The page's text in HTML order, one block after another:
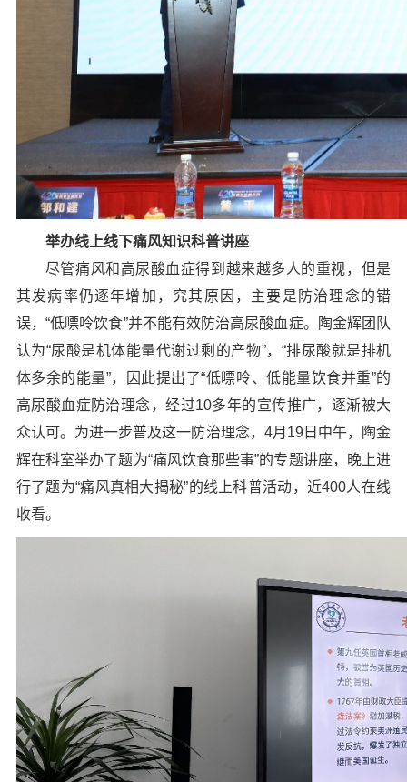
举办线上线下痛风知识科普讲座
尽管痛风和高尿酸血症得到越来越多人的重视，但是
其发病率仍逐年增加，究其原因，主要是防治理念的错
误，“低嘌呤饮食”并不能有效防治高尿酸血症。陶金辉团队
认为“尿酸是机体能量代谢过剩的产物”，“排尿酸就是排机
体多余的能量”，因此提出了“低嘌呤、低能量饮食并重”的
高尿酸血症防治理念，经过10多年的宣传推广，逐渐被大
众认可。为进一步普及这一防治理念，4月19日中午，陶金
辉在科室举办了题为“痛风饮食那些事”的专题讲座，晚上进
行了题为“痛风真相大揭秘”的线上科普活动，近400人在线
收看。